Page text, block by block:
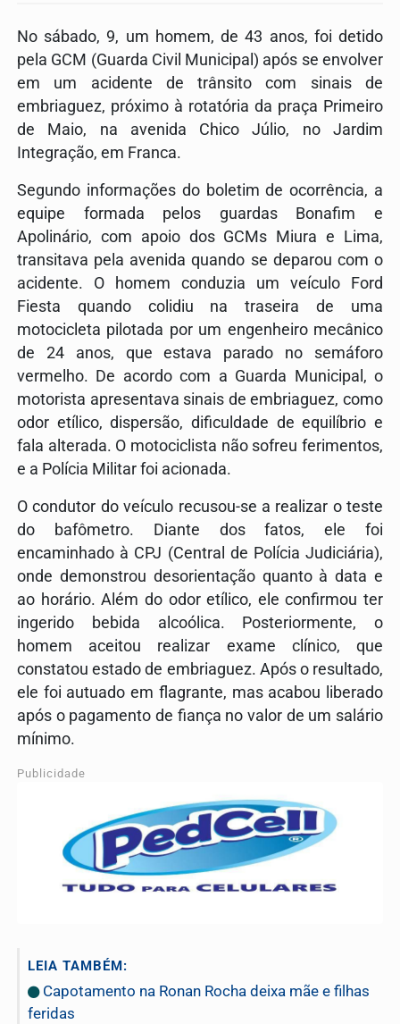
No sábado, 9, um homem, de 43 anos, foi detido
pela GCM (Guarda Civil Municipal) após se envolver
em um acidente de trânsito com sinais de
embriaguez, próximo à rotatória da praça Primeiro
de Maio, na avenida Chico Júlio, no Jardim
Integração, em Franca.
Segundo informações do boletim de ocorrência, a
equipe formada pelos guardas Bonafim e
Apolinário, com apoio dos GCMs Miura e Lima,
transitava pela avenida quando se deparou com o
acidente. O homem conduzia um veículo Ford
Fiesta quando colidiu na traseira de uma
motocicleta pilotada por um engenheiro mecânico
de 24 anos, que estava parado no semáforo
vermelho. De acordo com a Guarda Municipal, o
motorista apresentava sinais de embriaguez, como
odor etílico, dispersão, dificuldade de equilíbrio e
fala alterada. O motociclista não sofreu ferimentos,
e a Polícia Militar foi acionada.
O condutor do veículo recusou-se a realizar o teste
do bafômetro. Diante dos fatos, ele foi
encaminhado à CPJ (Central de Polícia Judiciária),
onde demonstrou desorientação quanto à data e
ao horário. Além do odor etílico, ele confirmou ter
ingerido bebida alcoólica. Posteriormente, o
homem aceitou realizar exame clínico, que
constatou estado de embriaguez. Após o resultado,
ele foi autuado em flagrante, mas acabou liberado
após o pagamento de fiança no valor de um salário
mínimo.
Publicidade
LEIA TAMBÉM:
Capotamento na Ronan Rocha deixa mãe e filhas
feridas